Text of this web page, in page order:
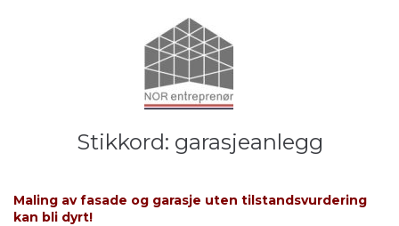
Stikkord: garasjeanlegg
Maling av fasade og garasje uten tilstandsvurdering
kan bli dyrt!